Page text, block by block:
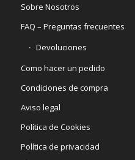
Sobre Nosotros
FAQ – Preguntas frecuentes
Devoluciones
Como hacer un pedido
Condiciones de compra
Aviso legal
Política de Cookies
Política de privacidad